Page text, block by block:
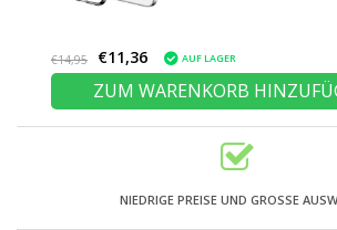
€14,95 €11,36 AUF LAGER
ZUM WARENKORB
NIEDRIGE PREISE UND GROSSE